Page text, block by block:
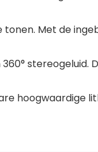
Met de
hoogwaardige